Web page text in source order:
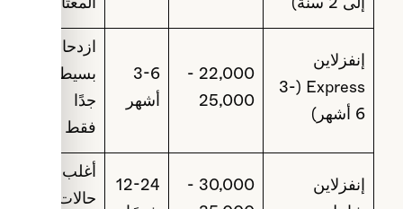
إلى 2 سنة) المعتادة
إنفزلاين
Express (3-
6 أشهر)
22,000 -
25,000
3-6
أشهر
ازدحام
بسيط
جدًا
فقط
إنفزلاين 30,000 -
12-24
أغلب
حالات